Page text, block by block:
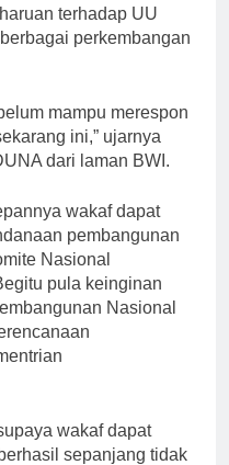
terhadap UU
perkembangan
mampu merespon
ini,” ujarnya
dari laman BWI.
wakaf dapat
pembangunan
Nasional
pula keinginan
Nasional
wakaf dapat
sepanjang tidak